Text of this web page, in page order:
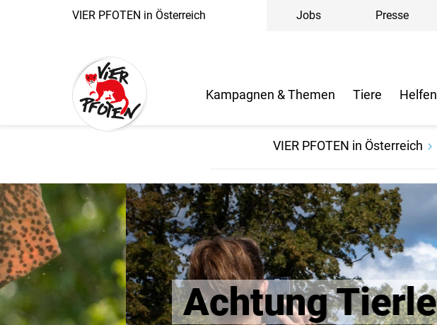
VIER PFOTEN in Österreich Jobs Presse
Kampagnen & Themen Tiere Helfen
VIER PFOTEN in Österreich
Achtung Tierleid